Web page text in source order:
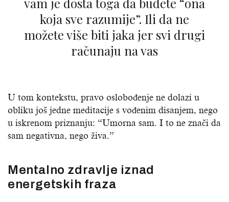
koja sve razumije”. Ili da ne
možete više biti jaka jer svi drugi
računaju na vas
U tom kontekstu, pravo oslobođenje ne dolazi u
obliku još jedne meditacije s vođenim disanjem, nego
u iskrenom priznanju: “Umorna sam. I to ne znači da
sam negativna, nego živa.”
Mentalno zdravlje iznad
energetskih fraza